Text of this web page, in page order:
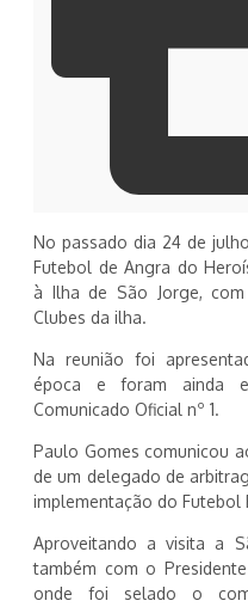
No passado dia 24 de
Futebol de Angra do
à Ilha de São Jorge,
Clubes da ilha.
Na reunião foi
época e foram ainda
Comunicado Oficial nº 1.
Paulo Gomes comunicou
de um delegado de
implementação do Futebol
Aproveitando a visita a
também com o
onde foi selado o